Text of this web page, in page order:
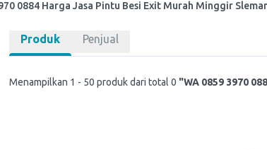
0884 Harga Jasa Pintu Besi Exit Murah Minggir
Produk Penjual
Menampilkan 1 - 50 produk dari total 0 "WA 0859 3970